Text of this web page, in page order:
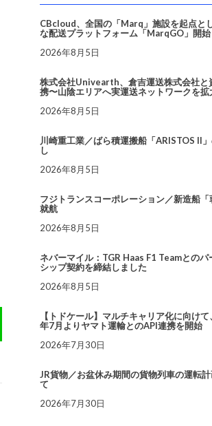
CBcloud、全国の「Marq」施設を起点と
な配送プラットフォーム「MarqGO」開始
2026年8月5日
株式会社Univearth、倉吉運送株式会社と
携〜山陰エリアへ実運送ネットワークを拡
2026年8月5日
川崎重工業／ばら積運搬船「ARISTOS II
し
2026年8月5日
フジトランスコーポレーション／新造船「
就航
2026年8月5日
ネバーマイル：TGR Haas F1 Teamとのパ
シップ契約を締結しました
2026年8月5日
【トドケール】マルチキャリア化に向け
年7月よりヤマト運輸とのAPI連携を開始
2026年7月30日
JR貨物／お盆休み期間の貨物列車の運転
て
2026年7月30日